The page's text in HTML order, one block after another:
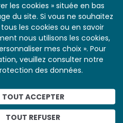
les cookies » située en bas
du site. Si vous ne souhaitez
les cookies ou en savoir
nous utilisons les cookies,
mes choix ». Pour
veuillez consulter notre
des données.
TOUT ACCEPTER
TOUT REFUSER
à traduire le mouvement.
la scène, premier tableau sur
montre le travail des
un fort contraste, fascinant
gracieuses des ballerines
poses inélégantes des
plan. La peinture en
lunaire qui n’est pas sans
du romantisme :